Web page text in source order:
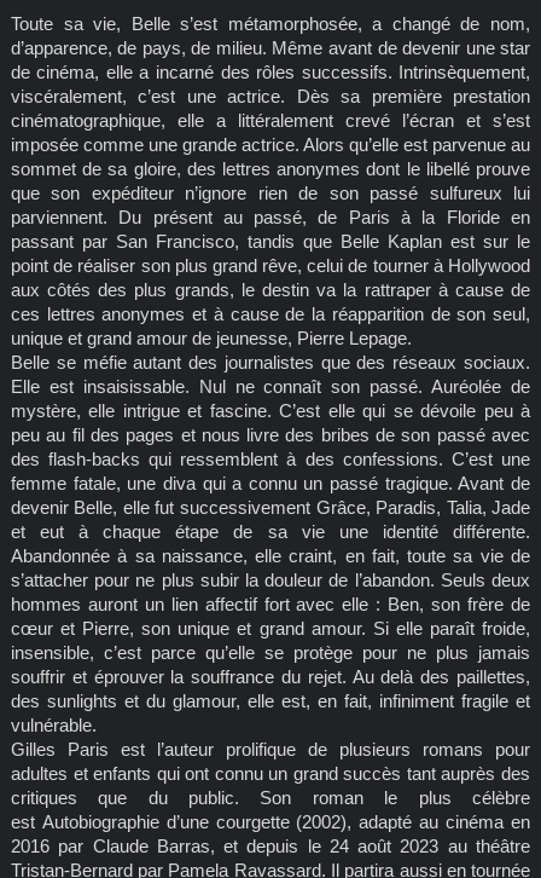
Toute sa vie, Belle s’est métamorphosée, a changé de nom,
d’apparence, de pays, de milieu. Même avant de devenir une star
de cinéma, elle a incarné des rôles successifs. Intrinsèquement,
viscéralement, c’est une actrice. Dès sa première prestation
cinématographique, elle a littéralement crevé l’écran et s’est
imposée comme une grande actrice. Alors qu’elle est parvenue au
sommet de sa gloire, des lettres anonymes dont le libellé prouve
que son expéditeur n’ignore rien de son passé sulfureux lui
parviennent. Du présent au passé, de Paris à la Floride en
passant par San Francisco, tandis que Belle Kaplan est sur le
point de réaliser son plus grand rêve, celui de tourner à Hollywood
aux côtés des plus grands, le destin va la rattraper à cause de
ces lettres anonymes et à cause de la réapparition de son seul,
unique et grand amour de jeunesse, Pierre Lepage.
Belle se méfie autant des journalistes que des réseaux sociaux.
Elle est insaisissable. Nul ne connaît son passé. Auréolée de
mystère, elle intrigue et fascine. C’est elle qui se dévoile peu à
peu au fil des pages et nous livre des bribes de son passé avec
des flash-backs qui ressemblent à des confessions. C’est une
femme fatale, une diva qui a connu un passé tragique. Avant de
devenir Belle, elle fut successivement Grâce, Paradis, Talia, Jade
et eut à chaque étape de sa vie une identité différente.
Abandonnée à sa naissance, elle craint, en fait, toute sa vie de
s’attacher pour ne plus subir la douleur de l’abandon. Seuls deux
hommes auront un lien affectif fort avec elle : Ben, son frère de
cœur et Pierre, son unique et grand amour. Si elle paraît froide,
insensible, c’est parce qu’elle se protège pour ne plus jamais
souffrir et éprouver la souffrance du rejet. Au delà des paillettes,
des sunlights et du glamour, elle est, en fait, infiniment fragile et
vulnérable.
Gilles Paris est l’auteur prolifique de plusieurs romans pour
adultes et enfants qui ont connu un grand succès tant auprès des
critiques que du public. Son roman le plus célèbre
est Autobiographie d’une courgette (2002), adapté au cinéma en
2016 par Claude Barras, et depuis le 24 août 2023 au théâtre
Tristan‑Bernard par Pamela Ravassard. Il partira aussi en tournée